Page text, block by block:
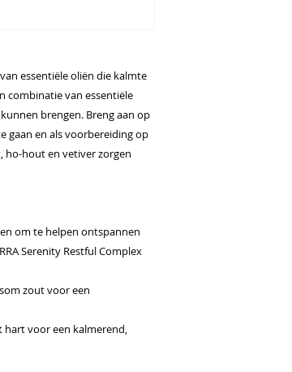
essentiële oliën die kalmte
combinatie van essentiële
brengen. Breng aan op
gaan en als voorbereiding op
ho-hout en vetiver zorgen
om te helpen ontspannen
Serenity Restful Complex
zout voor een
hart voor een kalmerend,